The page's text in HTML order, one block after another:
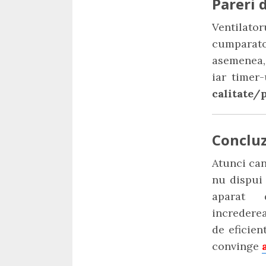
iar
calitate/
Atunci
nu dispui
aparat
de
convinge